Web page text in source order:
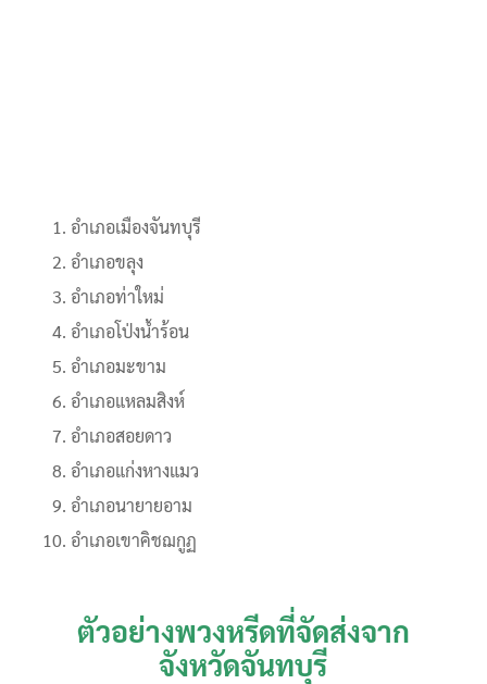
อำเภอเมืองจันทบุรี
อำเภอขลุง
อำเภอท่าใหม่
อำเภอโป่งน้ำร้อน
อำเภอมะขาม
อำเภอแหลมสิงห์
อำเภอสอยดาว
อำเภอแก่งหางแมว
อำเภอนายายอาม
อำเภอเขาคิชฌกูฏ
ตัวอย่างพวงหรีดที่จัดส่งจาก
จังหวัดจันทบุรี